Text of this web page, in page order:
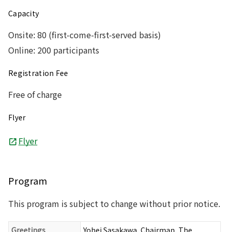
Capacity
Onsite: 80 (first-come-first-served basis)
Online: 200 participants
Registration Fee
Free of charge
Flyer
Flyer
Program
This program is subject to change without prior notice.
Greetings
Yohei Sasakawa, Chairman, The